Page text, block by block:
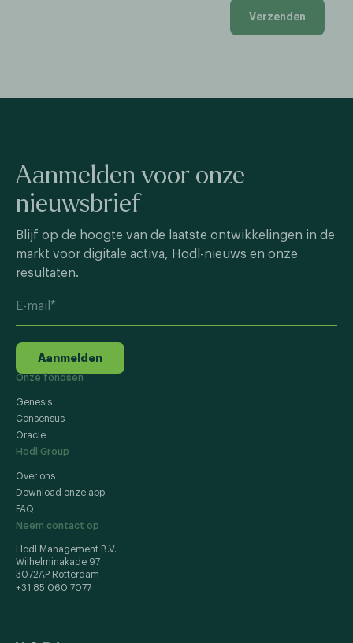
Verzenden
Aanmelden voor onze
nieuwsbrief
Blijf op de hoogte van de laatste ontwikkelingen in de
markt voor digitale activa, Hodl-nieuws en onze
resultaten.
Aanmelden
Onze fondsen
Genesis
Consensus
Oracle
Hodl Group
Over ons
Download onze app
FAQ
Neem contact op
Hodl Management B.V.
Wilhelminakade 97
3072AP Rotterdam
+31 85 060 7077